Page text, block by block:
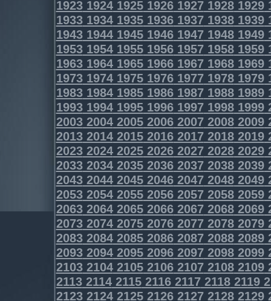
1923192419251926192719281929
1933193419351936193719381939
1943194419451946194719481949
1953195419551956195719581959
1963196419651966196719681969
1973197419751976197719781979
1983198419851986198719881989
1993199419951996199719981999
2003200420052006200720082009
2013201420152016201720182019
2023202420252026202720282029
2033203420352036203720382039
2043204420452046204720482049
2053205420552056205720582059
2063206420652066206720682069
2073207420752076207720782079
2083208420852086208720882089
2093209420952096209720982099
2103210421052106210721082109
2113211421152116211721182119
2123212421252126212721282129